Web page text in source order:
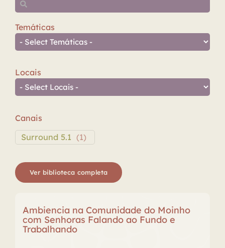
Temáticas
Locais
Canais
Surround 5.1 (1)
Ver biblioteca completa
Ambiencia na Comunidade do Moinho
com Senhoras Falando ao Fundo e
Trabalhando